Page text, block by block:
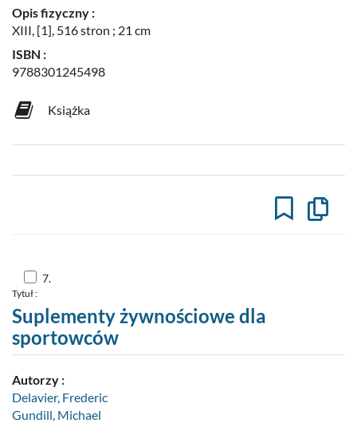
Opis fizyczny :
XIII, [1], 516 stron ; 21 cm
ISBN :
9788301245498
Książka
Skocz
do
nr
7
7.
Tytuł :
Suplementy żywnościowe dla
sportowców
Autorzy :
Delavier, Frederic
Gundill, Michael